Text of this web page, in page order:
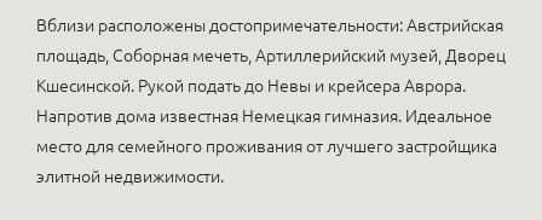
Вблизи расположены достопримечательности: Австрийская
площадь, Соборная мечеть, Артиллерийский музей, Дворец
Кшесинской. Рукой подать до Невы и крейсера Аврора.
Напротив дома известная Немецкая гимназия. Идеальное
место для семейного проживания от лучшего застройщика
элитной недвижимости.